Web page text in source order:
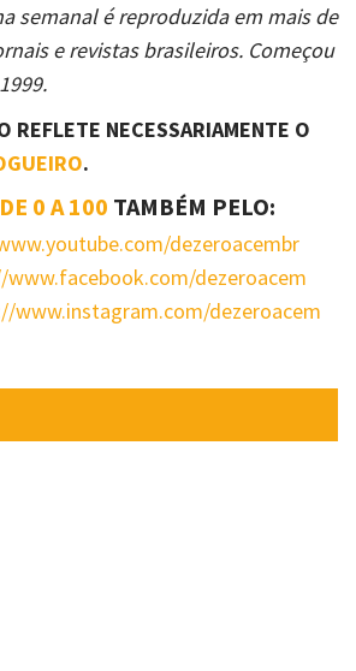
semanal é reproduzida em mais de
e revistas brasileiros. Começou
REFLETE NECESSARIAMENTE O
.
DE 0 A 100 TAMBÉM PELO:
dezeroacembr
dezeroacem
www.instagram.com/dezeroacem